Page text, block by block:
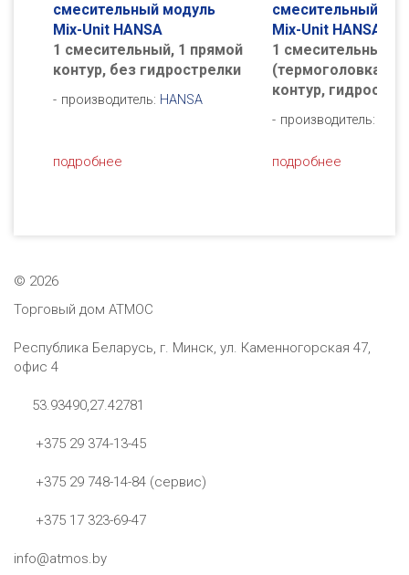
смесительный модуль
Mix-Unit HANSA
1 смесительный, 1 прямой
контур, без гидрострелки
производитель: HANSA
подробнее
смесительный
Mix-Unit HANSA
1 смесительный
(термоголовка), 1
контур,
производитель:
подробнее
© 2026
Торговый дом АТМОС
Республика Беларусь, г. Минск, ул. Каменногорская 47,
офис 4
53.93490,27.42781
+375 29 374-13-45
+375 29 748-14-84 (сервис)
+375 17 323-69-47
info@atmos.by